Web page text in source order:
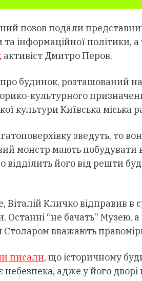
позов подали
та інформаційної політики,
активіст Дмитро Перов.
будинок, розташований
культурного
культури Київська
зведуть, то
монстр мають побудувати
відділить його від решти
Віталій Кличко відправив в
Останні “не бачать” Музею,
вважають
писали, що історичному
небезпека, адже у його